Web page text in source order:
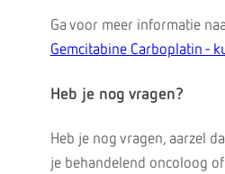
Ga voor meer informatie
Gemcitabine Carboplatin -
Heb je nog vragen?
Heb je nog vragen, aarzel
je behandelend oncoloog